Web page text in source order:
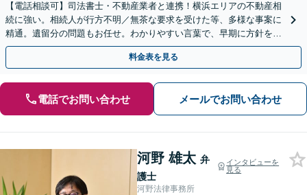
【電話相談可】司法書士・不動産業者と連携！横浜エリアの不動産相
続に強い。相続人が行方不明／無茶な要求を受けた等、多様な事案に
精通。遺留分の問題もお任せ。わかりやすい言葉で、早期に方針をお
伝えします【馬車道駅2分】【完全個室】
料金表を見る
電話でお問い合わせ メールでお問い合わせ
河野 雄太 弁
護士
インタビューを
見る
河野法律事務所